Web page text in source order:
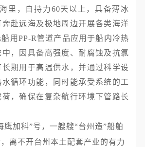
里，自持力60天以上，具备薄冰
奔赴远海及极地周边开展各类海洋
用PP-R管道产品应用于船内冷热
，因具备高强度、耐腐蚀及抗氯
期用于高温供水，并通过科学设
循环功能，同时能承受系统的工
，确保在复杂航行环境下管路长
鹰加科”号，一艘艘“台州造”船舶
离不开台州本土配套产业的有力